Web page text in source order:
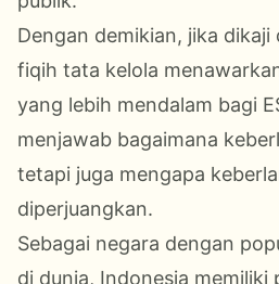
Dengan demikian, jika dikaji
fiqih tata kelola
yang lebih mendalam bagi
menjawab bagaimana
tetapi juga mengapa
diperjuangkan.
Sebagai negara dengan
di dunia, Indonesia memiliki